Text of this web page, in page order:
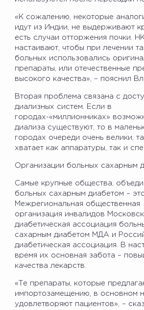
«К сожалению, некоторые
идут из Индии, не выдерживают
есть случаи отторжения почки.
настаивают, чтобы при лечении
больных использовались
препараты, или отечественные
высокого качества», – пояснил
Вторая проблема связана с
диализных систем. Если в
городах-«миллионниках»
диализа существуют, то в
городах очереди очень велики,
хватает как аппаратуры, так и
Организации больных сахарным
Самые крупные общества,
больных сахарным диабетом –
Межрегиональная общественная
организация инвалидов
диабетическая ассоциация
сахарным диабетом МДА и
диабетическая ассоциация. В
время их основная забота –
качества лекарств.
«Те препараты, которые
импортозамещению, в основном
удовлетворяют пациентов», –